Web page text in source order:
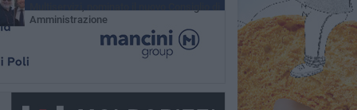
Amministrazione